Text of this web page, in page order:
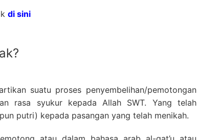
di sini
suatu proses penyembelihan/pemotongan
rasa syukur kepada Allah SWT. Yang telah
putri) kepada pasangan yang telah menikah.